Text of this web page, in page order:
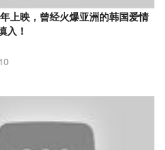
上映，曾经火爆亚洲的韩国爱情
入！